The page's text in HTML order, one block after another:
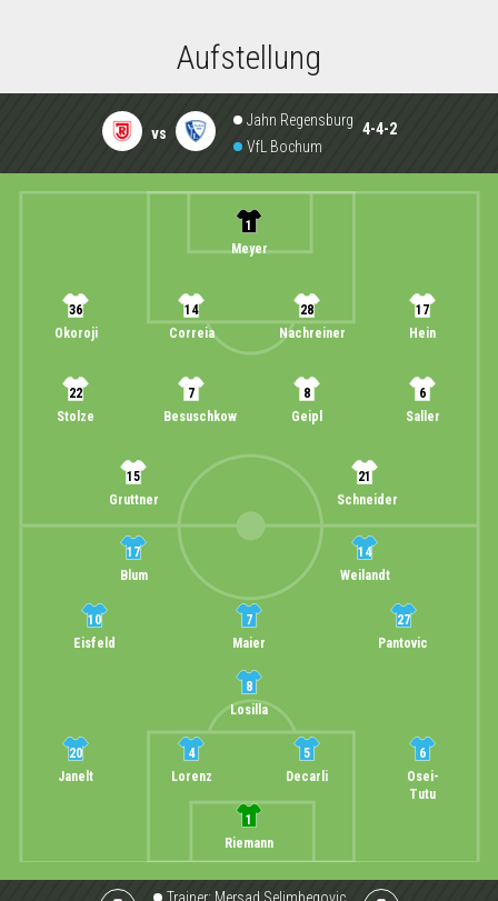
Aufstellung
vs
Jahn Regensburg
VfL Bochum
4-4-2
1
Meyer
17
Hein
28
Nachreiner
14
Correia
36
Okoroji
6
Saller
8
Geipl
7
Besuschkow
22
Stolze
21
Schneider
15
Gruttner
14
Weilandt
17
Blum
27
Pantovic
7
Maier
10
Eisfeld
8
Losilla
6
Osei-
Tutu
5
Decarli
4
Lorenz
20
Janelt
1
Riemann
Trainer: Mersad Selimbegovic